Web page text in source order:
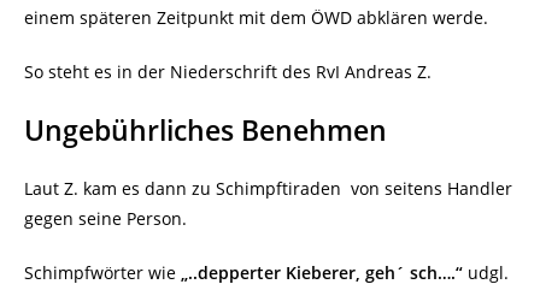
einem späteren Zeitpunkt mit dem ÖWD abklären werde.
So steht es in der Niederschrift des RvI Andreas Z.
Ungebührliches Benehmen
Laut Z. kam es dann zu Schimpftiraden von seitens Handler
gegen seine Person.
Schimpfwörter wie „..depperter Kieberer, geh´ sch….“ udgl.